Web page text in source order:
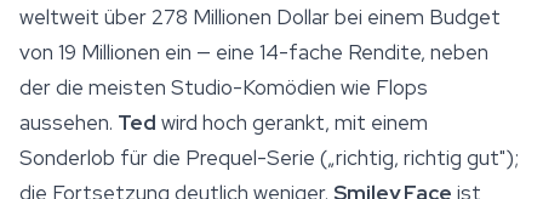
weltweit über 278 Millionen Dollar bei einem Budget
von 19 Millionen ein — eine 14-fache Rendite, neben
der die meisten Studio-Komödien wie Flops
aussehen. Ted wird hoch gerankt, mit einem
Sonderlob für die Prequel-Serie („richtig, richtig gut");
die Fortsetzung deutlich weniger. Smiley Face ist